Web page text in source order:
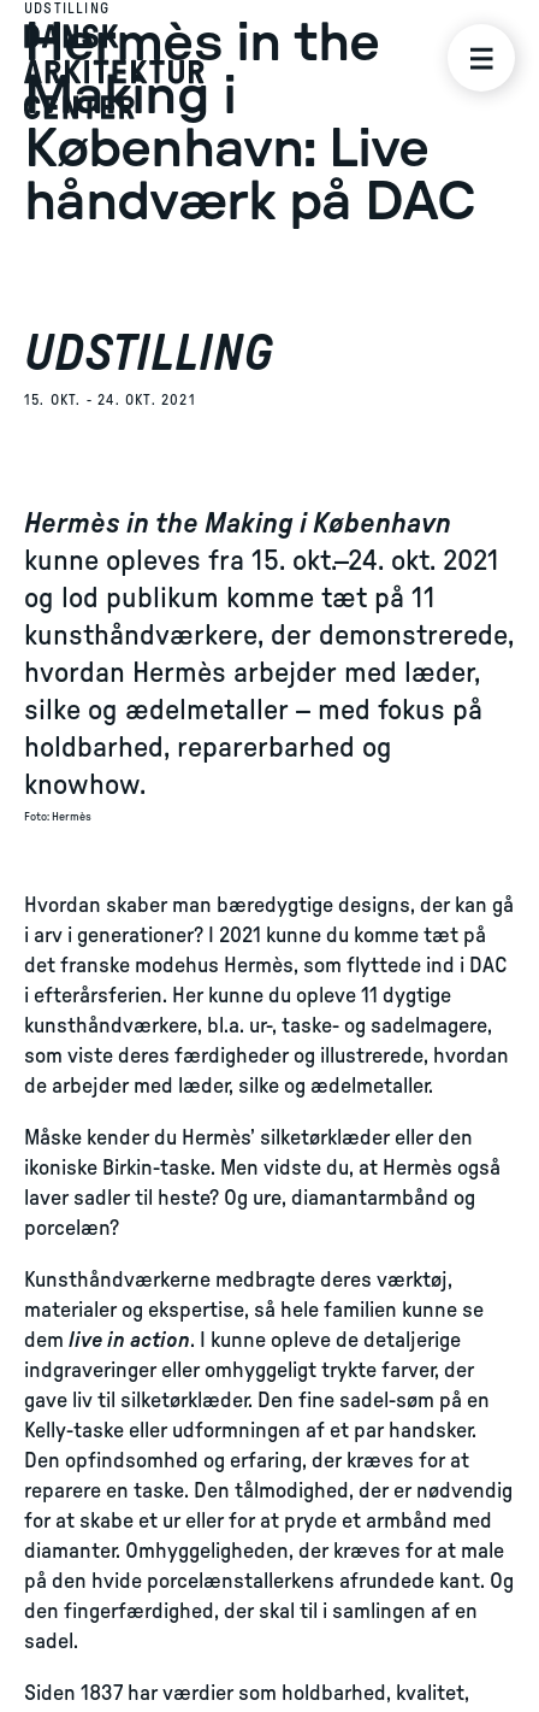
UDSTILLING
Hermès in the
Making i
København: Live
håndværk på DAC
UDSTILLING
15. OKT. - 24. OKT. 2021
Hermès in the Making i København
kunne opleves fra 15. okt.–24. okt. 2021
og lod publikum komme tæt på 11
kunsthåndværkere, der demonstrerede,
hvordan Hermès arbejder med læder,
silke og ædelmetaller – med fokus på
holdbarhed, reparerbarhed og
knowhow.
Foto: Hermès
Hvordan skaber man bæredygtige designs, der kan gå
i arv i generationer? I 2021 kunne du komme tæt på
det franske modehus Hermès, som flyttede ind i DAC
i efterårsferien. Her kunne du opleve 11 dygtige
kunsthåndværkere, bl.a. ur-, taske- og sadelmagere,
som viste deres færdigheder og illustrerede, hvordan
de arbejder med læder, silke og ædelmetaller.
Måske kender du Hermès’ silketørklæder eller den
ikoniske Birkin-taske. Men vidste du, at Hermès også
laver sadler til heste? Og ure, diamantarmbånd og
porcelæn?
Kunsthåndværkerne medbragte deres værktøj,
materialer og ekspertise, så hele familien kunne se
dem live in action. I kunne opleve de detaljerige
indgraveringer eller omhyggeligt trykte farver, der
gave liv til silketørklæder. Den fine sadel-søm på en
Kelly-taske eller udformningen af et par handsker.
Den opfindsomhed og erfaring, der kræves for at
reparere en taske. Den tålmodighed, der er nødvendig
for at skabe et ur eller for at pryde et armbånd med
diamanter. Omhyggeligheden, der kræves for at male
på den hvide porcelænstallerkens afrundede kant. Og
den fingerfærdighed, der skal til i samlingen af en
sadel.
Siden 1837 har værdier som holdbarhed, kvalitet,